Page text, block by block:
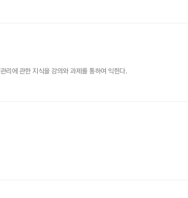
리에 관한 지식을 강의와 과제를 통하여 익힌다.